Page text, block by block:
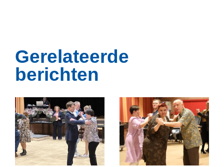
Gerelateerde
berichten